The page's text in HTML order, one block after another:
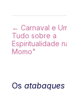
← Carnaval e
Tudo sobre a
Espiritualidade
Momo"
Os atabaques